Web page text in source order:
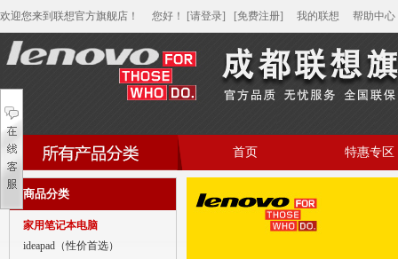
欢迎您来到联想官方旗舰店！ 您好 ！ [请登录] [免费注册] 我的联想 帮助中心
家用笔记本电脑
商用笔记本电脑
首页 特惠专区
商品分类
家用笔记本电脑
ideapad（性价首选）